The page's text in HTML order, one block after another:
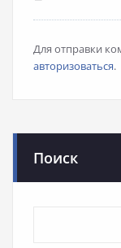
Для отправки
авторизоваться.
Поиск